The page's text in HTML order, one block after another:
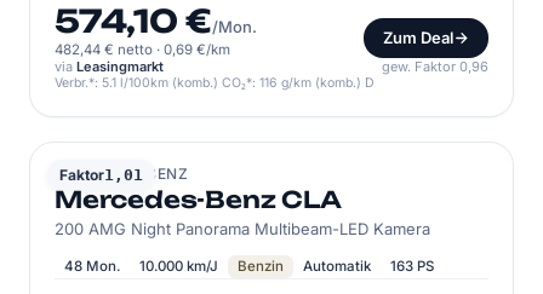
574,10 €/Mon.
482,44 € netto · 0,69 €/km
Zum Deal
via Leasingmarkt gew. Faktor 0,96
Verbr.*: 5.1 l/100km (komb.) CO₂*: 116 g/km (komb.) D
Faktor1,01
MERCEDES-BENZ
Mercedes-Benz CLA
200 AMG Night Panorama Multibeam-LED Kamera
48 Mon. 10.000 km/J Benzin Automatik 163 PS